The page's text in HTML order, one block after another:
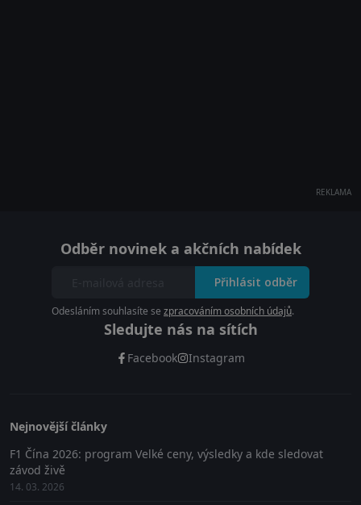
REKLAMA
Odběr novinek a akčních nabídek
Přihlásit odběr
Odesláním souhlasíte se zpracováním osobních údajů.
Sledujte nás na sítích
Facebook Instagram
Nejnovější články
F1 Čína 2026: program Velké ceny, výsledky a kde sledovat
závod živě
14. 03. 2026